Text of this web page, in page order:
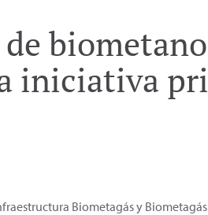
iniciativa
Biometagás y